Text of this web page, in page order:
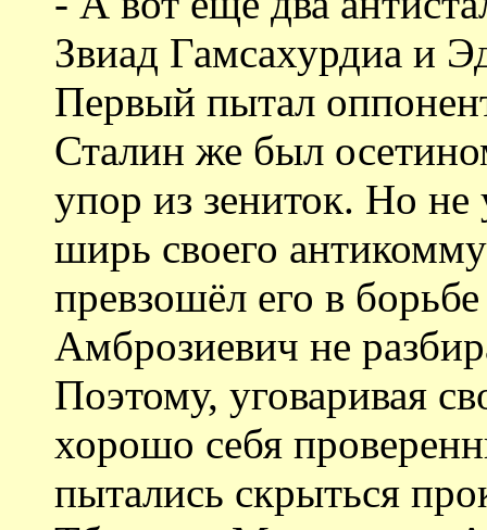
Звиад Гамсахурдиа и
Первый пытал
Сталин же был
упор из зениток. Но не
ширь своего
превзошёл его в
Амброзиевич не
Поэтому, уговаривая
хорошо себя
пытались скрыться